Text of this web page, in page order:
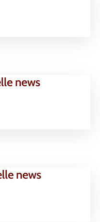
news
news